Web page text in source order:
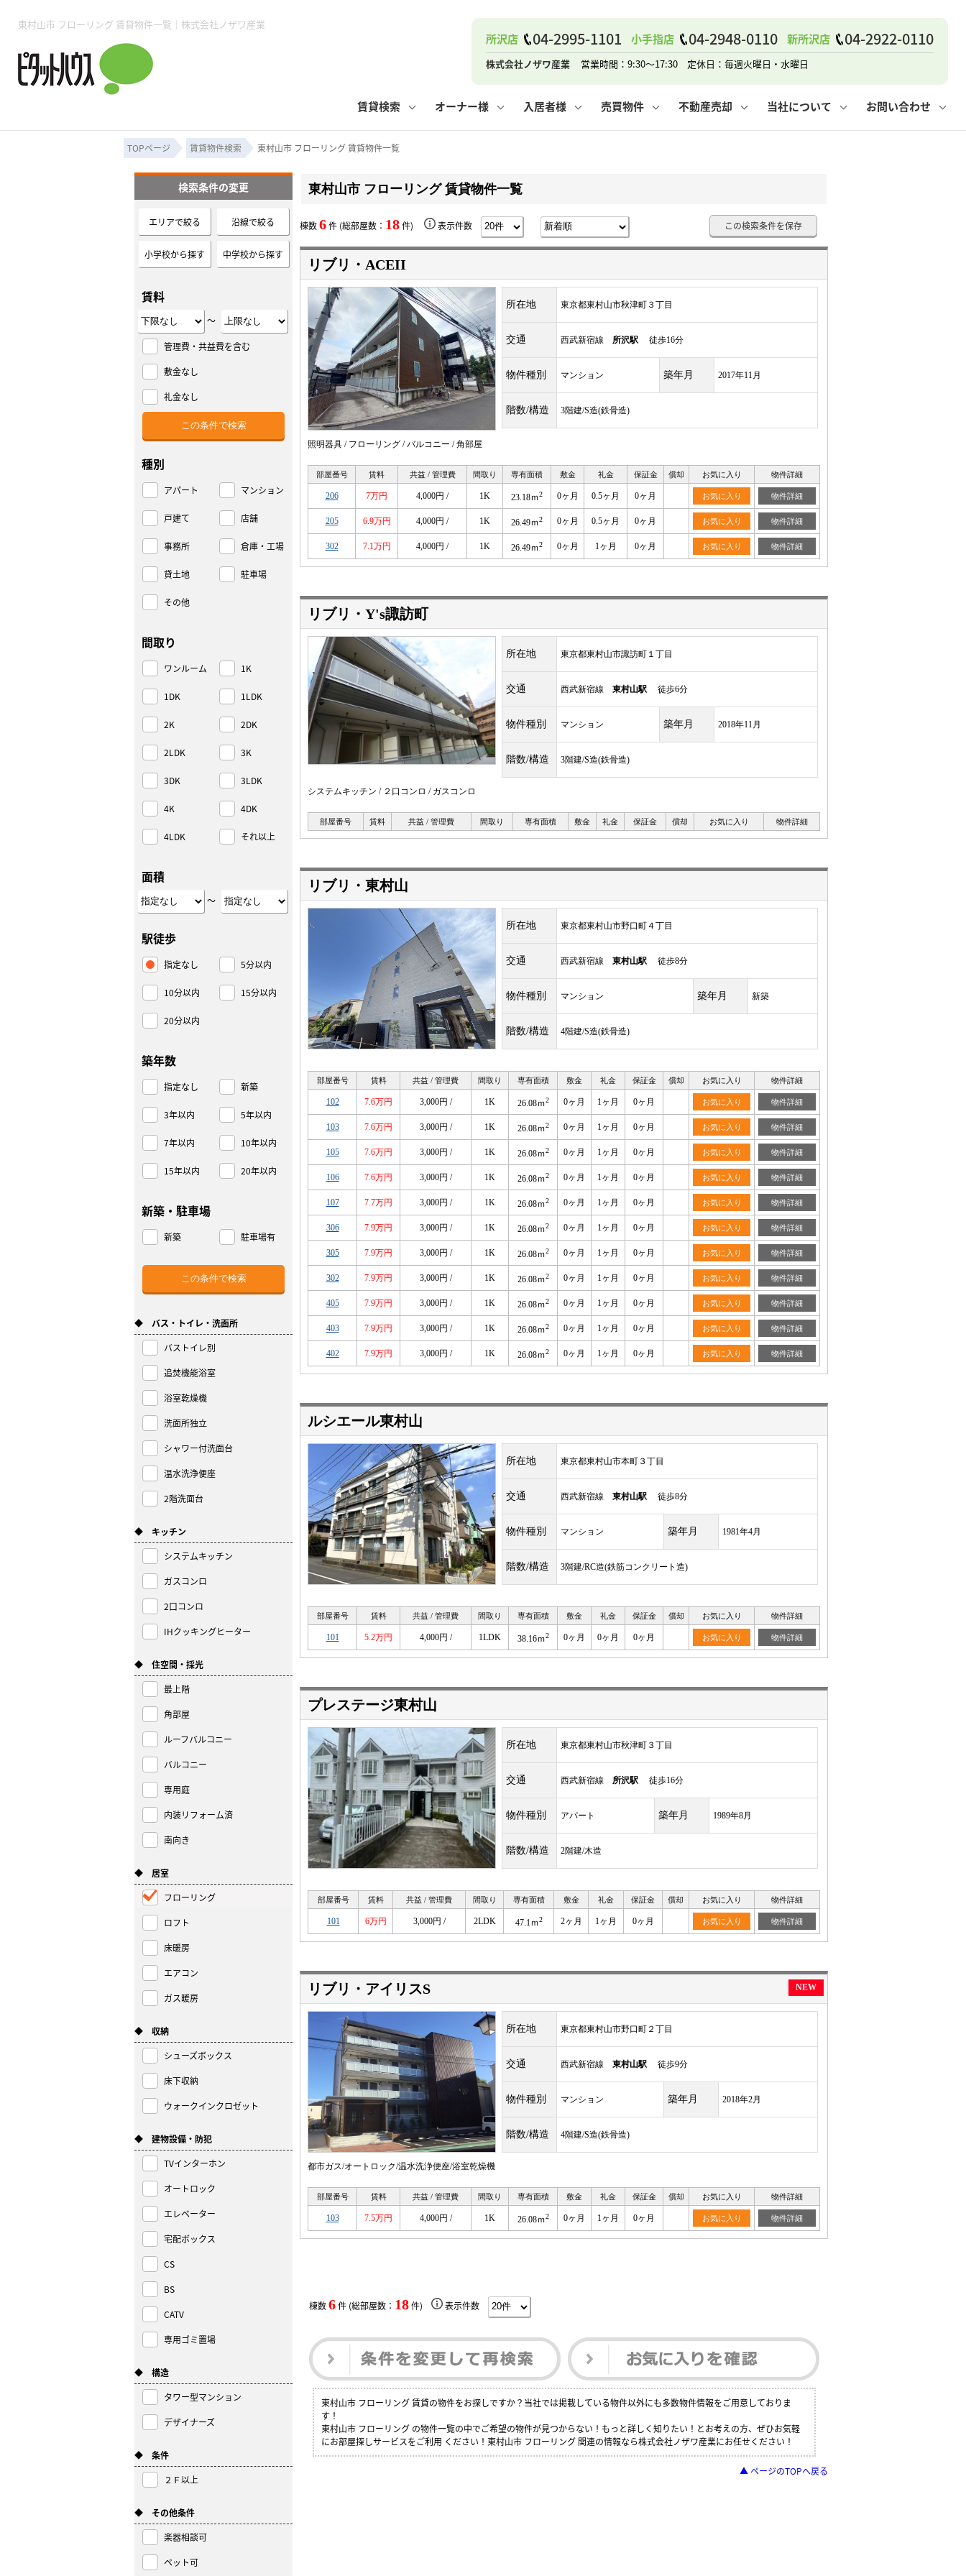
東村山市 フローリング 賃貸物件一覧｜株式会社ノザワ産業
所沢店 04-2995-1101 小手指店 04-2948-0110 新所沢店 04-2922-0110
株式会社ノザワ産業 営業時間：9:30～17:30 定休日：毎週火曜日・水曜日
賃貸検索
所沢賃貸TOP 物件検索フォーム お気に入り 閲覧履歴
コンテナ
オーナー様
賃貸管理業務 土地・空き家活用 空き家管理 管理物件一覧
入居者様
入居者様用ページTOP 入居中のマナー 住まいのトラブルQ&A
売買物件
売買物件一覧 購入時の諸費用 購入までの流れ よくある質問
不動産売却
無料売却査定 仲介手数料について 業者の選び方 媒介契約の種類
必要な書類 売却の流れ よくある質問 相続
当社について
会社概要 スタッフ紹介 お知らせ お客様の声 スタッフブログ
ピタットハウス小手指店 ピタットハウス新所沢店
お問い合わせ
ご来店予約 お住まいの解約手続き その他の問合せ
必要な書類 よくある質問 相続
ピタットハウス小手指店 ピタットハウス新所沢店
TOPページ 賃貸物件検索 東村山市 フローリング 賃貸物件一覧
東村山市 フローリング 賃貸物件一覧
棟数6件 (総部屋数： 18件) 表示件数 この検索条件を保存
リブリ・ACEII
所在地 東京都東村山市秋津町３丁目
交通 西武新宿線 所沢駅 徒歩16分
物件種別 マンション 築年月 2017年11月
階数/構造 3階建/S造(鉄骨造)
照明器具 / フローリング / バルコニー / 角部屋
部屋番号 賃料 共益 / 管理費 間取り 専有面積 敷金 礼金 保証金 償却 お気に入り 物件詳細
206 7万円 4,000円 / 1K 23.18ｍ2 0ヶ月 0.5ヶ月 0ヶ月 お気に入り 物件詳細
205 6.9万円 4,000円 / 1K 26.49ｍ2 0ヶ月 0.5ヶ月 0ヶ月 お気に入り 物件詳細
302 7.1万円 4,000円 / 1K 26.49ｍ2 0ヶ月 1ヶ月 0ヶ月 お気に入り 物件詳細
リブリ・Y's諏訪町
所在地 東京都東村山市諏訪町１丁目
交通 西武新宿線 東村山駅 徒歩6分
物件種別 マンション 築年月 2018年11月
階数/構造 3階建/S造(鉄骨造)
システムキッチン / ２口コンロ / ガスコンロ
部屋番号 賃料 共益 / 管理費 間取り 専有面積 敷金 礼金 保証金 償却 お気に入り 物件詳細
リブリ・東村山
所在地 東京都東村山市野口町４丁目
交通 西武新宿線 東村山駅 徒歩8分
物件種別 マンション 築年月 新築
階数/構造 4階建/S造(鉄骨造)
部屋番号 賃料 共益 / 管理費 間取り 専有面積 敷金 礼金 保証金 償却 お気に入り 物件詳細
102 7.6万円 3,000円 / 1K 26.08ｍ2 0ヶ月 1ヶ月 0ヶ月 お気に入り 物件詳細
103 7.6万円 3,000円 / 1K 26.08ｍ2 0ヶ月 1ヶ月 0ヶ月 お気に入り 物件詳細
105 7.6万円 3,000円 / 1K 26.08ｍ2 0ヶ月 1ヶ月 0ヶ月 お気に入り 物件詳細
106 7.6万円 3,000円 / 1K 26.08ｍ2 0ヶ月 1ヶ月 0ヶ月 お気に入り 物件詳細
107 7.7万円 3,000円 / 1K 26.08ｍ2 0ヶ月 1ヶ月 0ヶ月 お気に入り 物件詳細
306 7.9万円 3,000円 / 1K 26.08ｍ2 0ヶ月 1ヶ月 0ヶ月 お気に入り 物件詳細
305 7.9万円 3,000円 / 1K 26.08ｍ2 0ヶ月 1ヶ月 0ヶ月 お気に入り 物件詳細
302 7.9万円 3,000円 / 1K 26.08ｍ2 0ヶ月 1ヶ月 0ヶ月 お気に入り 物件詳細
405 7.9万円 3,000円 / 1K 26.08ｍ2 0ヶ月 1ヶ月 0ヶ月 お気に入り 物件詳細
403 7.9万円 3,000円 / 1K 26.08ｍ2 0ヶ月 1ヶ月 0ヶ月 お気に入り 物件詳細
402 7.9万円 3,000円 / 1K 26.08ｍ2 0ヶ月 1ヶ月 0ヶ月 お気に入り 物件詳細
ルシエール東村山
所在地 東京都東村山市本町３丁目
交通 西武新宿線 東村山駅 徒歩8分
物件種別 マンション 築年月 1981年4月
階数/構造 3階建/RC造(鉄筋コンクリート造)
部屋番号 賃料 共益 / 管理費 間取り 専有面積 敷金 礼金 保証金 償却 お気に入り 物件詳細
101 5.2万円 4,000円 / 1LDK 38.16ｍ2 0ヶ月 0ヶ月 0ヶ月 お気に入り 物件詳細
プレステージ東村山
所在地 東京都東村山市秋津町３丁目
交通 西武新宿線 所沢駅 徒歩16分
物件種別 アパート 築年月 1989年8月
階数/構造 2階建/木造
部屋番号 賃料 共益 / 管理費 間取り 専有面積 敷金 礼金 保証金 償却 お気に入り 物件詳細
101 6万円 3,000円 / 2LDK 47.1ｍ2 2ヶ月 1ヶ月 0ヶ月 お気に入り 物件詳細
リブリ・アイリスS NEW
所在地 東京都東村山市野口町２丁目
交通 西武新宿線 東村山駅 徒歩9分
物件種別 マンション 築年月 2018年2月
階数/構造 4階建/S造(鉄骨造)
都市ガス/オートロック/温水洗浄便座/浴室乾燥機
部屋番号 賃料 共益 / 管理費 間取り 専有面積 敷金 礼金 保証金 償却 お気に入り 物件詳細
103 7.5万円 4,000円 / 1K 26.08ｍ2 0ヶ月 1ヶ月 0ヶ月 お気に入り 物件詳細
棟数6件 (総部屋数： 18件) 表示件数
東村山市 フローリング 賃貸の物件をお探しですか？当社では掲載している物件以外にも多数物件情報をご用意しておりま
す！
東村山市 フローリング の物件一覧の中でご希望の物件が見つからない！もっと詳しく知りたい！とお考えの方、ぜひお気軽
にお部屋探しサービスをご利用 ください！東村山市 フローリング 関連の情報なら株式会社ノザワ産業にお任せください！
▲ ページのTOPへ戻る
検索条件の変更
エリアで絞る 沿線で絞る
小学校から探す 中学校から探す
賃料
～
管理費・共益費を含む
敷金なし
礼金なし
種別
アパート マンション
戸建て 店舗
事務所 倉庫・工場
貸土地 駐車場
その他
間取り
ワンルーム 1K
1DK 1LDK
2K 2DK
2LDK 3K
3DK 3LDK
4K 4DK
4LDK それ以上
面積
～
駅徒歩
指定なし 5分以内
10分以内 15分以内
20分以内
築年数
指定なし 新築
3年以内 5年以内
7年以内 10年以内
15年以内 20年以内
新築・駐車場
新築 駐車場有
◆ バス・トイレ・洗面所
バストイレ別
追焚機能浴室
浴室乾燥機
洗面所独立
シャワー付洗面台
温水洗浄便座
2階洗面台
◆ キッチン
システムキッチン
ガスコンロ
2口コンロ
IHクッキングヒーター
◆ 住空間・採光
最上階
角部屋
ルーフバルコニー
バルコニー
専用庭
内装リフォーム済
南向き
◆ 居室
フローリング
ロフト
床暖房
エアコン
ガス暖房
◆ 収納
シューズボックス
床下収納
ウォークインクロゼット
◆ 建物設備・防犯
TVインターホン
オートロック
エレベーター
宅配ボックス
CS
BS
CATV
専用ゴミ置場
◆ 構造
タワー型マンション
デザイナーズ
◆ 条件
２Ｆ以上
◆ その他条件
楽器相談可
ペット可